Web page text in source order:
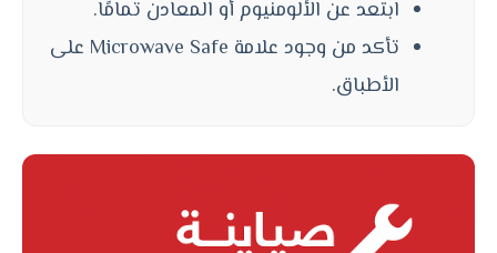
ابتعد عن الألومنيوم أو المعادن تمامًا.
تأكد من وجود علامة Microwave Safe على
الأطباق.